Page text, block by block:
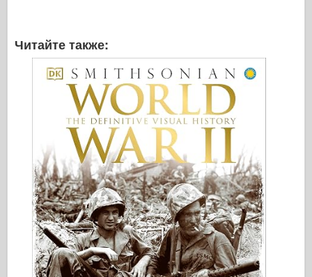
Читайте также: